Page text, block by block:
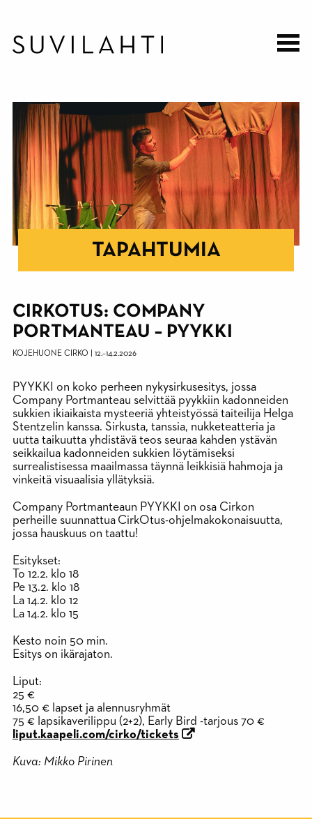
TAPAHTUMIA
CIRKOTUS: COMPANY
PORTMANTEAU – PYYKKI
KOJEHUONE CIRKO 12.–14.2.2026
PYYKKI on koko perheen nykysirkusesitys, jossa
Company Portmanteau selvittää pyykkiin kadonneiden
sukkien ikiaikaista mysteeriä yhteistyössä taiteilija Helga
Stentzelin kanssa. Sirkusta, tanssia, nukketeatteria ja
uutta taikuutta yhdistävä teos seuraa kahden ystävän
seikkailua kadonneiden sukkien löytämiseksi
surrealistisessa maailmassa täynnä leikkisiä hahmoja ja
vinkeitä visuaalisia yllätyksiä.
Company Portmanteaun PYYKKI on osa Cirkon
perheille suunnattua CirkOtus-ohjelmakokonaisuutta,
jossa hauskuus on taattu!
Esitykset:
To 12.2. klo 18
Pe 13.2. klo 18
La 14.2. klo 12
La 14.2. klo 15
Kesto noin 50 min.
Esitys on ikärajaton.
Liput:
25 €
16,50 € lapset ja alennusryhmät
75 € lapsikaverilippu (2+2), Early Bird -tarjous 70 €
liput.kaapeli.com/cirko/tickets
Kuva: Mikko Pirinen